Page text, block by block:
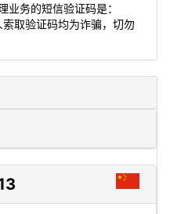
业务的短信验证码是：
取验证码均为诈骗，切勿